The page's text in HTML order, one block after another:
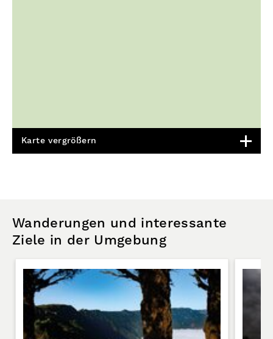
Karte vergrößern
Wanderungen und interessante
Ziele in der Umgebung